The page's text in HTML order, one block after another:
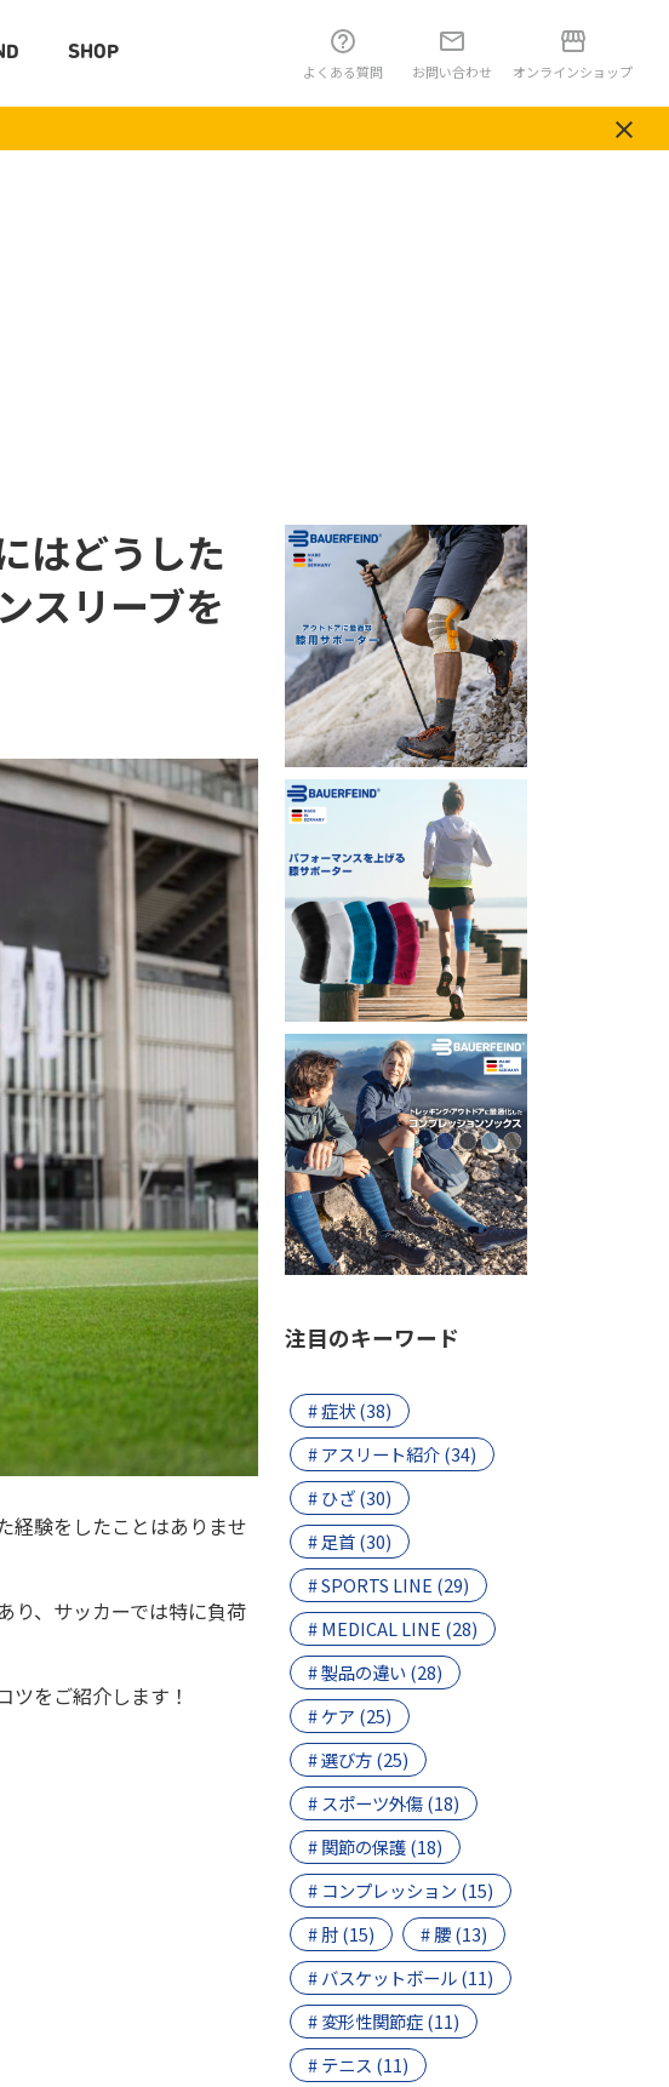
SHOP
よくある質問 お問い合わせ オンラインショップ
はどうした
スリーブを
経験をしたことはありませ
り、サッカーでは特に負荷
をご紹介します！
注目のキーワード
# 症状 (38)
# アスリート紹介 (34)
# ひざ (30)
# 足首 (30)
# SPORTS LINE (29)
# MEDICAL LINE (28)
# 製品の違い (28)
# ケア (25)
# 選び方 (25)
# スポーツ外傷 (18)
# 関節の保護 (18)
# コンプレッション (15)
# 肘 (15)
# 腰 (13)
# バスケットボール (11)
# 変形性関節症 (11)
# テニス (11)